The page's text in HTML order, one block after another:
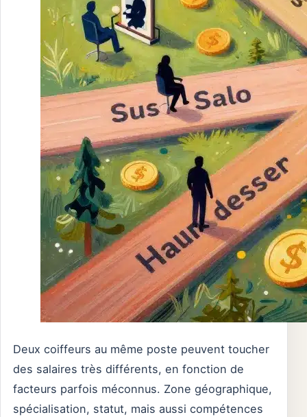
Deux coiffeurs au même poste peuvent toucher
des salaires très différents, en fonction de
facteurs parfois méconnus. Zone géographique,
spécialisation, statut, mais aussi compétences